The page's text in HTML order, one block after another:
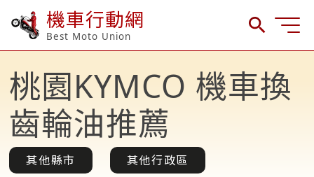
機車行動網
Best Moto Union
桃園KYMCO 機車換
齒輪油推薦
其他縣市 其他行政區